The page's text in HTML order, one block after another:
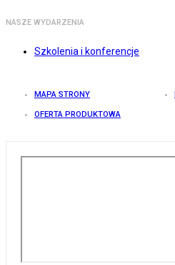
NASZE WYDARZENIA
Szkolenia i konferencje
MAPA STRONY
OFERTA PRODUKTOWA